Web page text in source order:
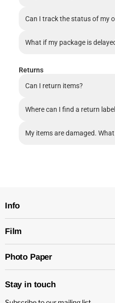
Can I track the status of my
What if my package is
Returns
Can I return items?
Where can I find a return
My items are damaged.
Info
Film
Photo Paper
Stay in touch